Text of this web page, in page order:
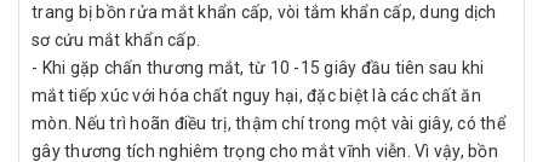
trang bị bồn rửa mắt khẩn cấp, vòi tắm khẩn cấp, dung dịch
sơ cứu mắt khẩn cấp.
- Khi gặp chấn thương mắt, từ 10 -15 giây đầu tiên sau khi
mắt tiếp xúc với hóa chất nguy hại, đặc biệt là các chất ăn
mòn. Nếu trì hoãn điều trị, thậm chí trong một vài giây, có thể
gây thương tích nghiêm trọng cho mắt vĩnh viễn. Vì vậy, bồn